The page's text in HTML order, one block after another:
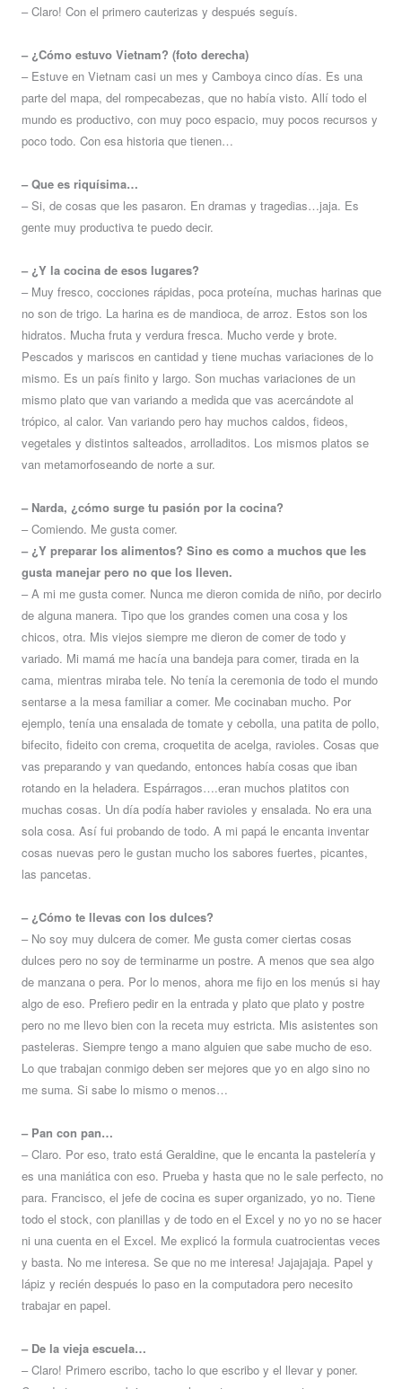
– Claro! Con el primero cauterizas y después seguís.
– ¿Cómo estuvo Vietnam? (foto derecha)
– Estuve en Vietnam casi un mes y Camboya cinco días. Es una
parte del mapa, del rompecabezas, que no había visto. Allí todo el
mundo es productivo, con muy poco espacio, muy pocos recursos y
poco todo. Con esa historia que tienen…
– Que es riquísima…
– Si, de cosas que les pasaron. En dramas y tragedias…jaja. Es
gente muy productiva te puedo decir.
– ¿Y la cocina de esos lugares?
– Muy fresco, cocciones rápidas, poca proteína, muchas harinas que
no son de trigo. La harina es de mandioca, de arroz. Estos son los
hidratos. Mucha fruta y verdura fresca. Mucho verde y brote.
Pescados y mariscos en cantidad y tiene muchas variaciones de lo
mismo. Es un país finito y largo. Son muchas variaciones de un
mismo plato que van variando a medida que vas acercándote al
trópico, al calor. Van variando pero hay muchos caldos, fideos,
vegetales y distintos salteados, arrolladitos. Los mismos platos se
van metamorfoseando de norte a sur.
– Narda, ¿cómo surge tu pasión por la cocina?
– Comiendo. Me gusta comer.
– ¿Y preparar los alimentos? Sino es como a muchos que les
gusta manejar pero no que los lleven.
– A mi me gusta comer. Nunca me dieron comida de niño, por decirlo
de alguna manera. Tipo que los grandes comen una cosa y los
chicos, otra. Mis viejos siempre me dieron de comer de todo y
variado. Mi mamá me hacía una bandeja para comer, tirada en la
cama, mientras miraba tele. No tenía la ceremonia de todo el mundo
sentarse a la mesa familiar a comer. Me cocinaban mucho. Por
ejemplo, tenía una ensalada de tomate y cebolla, una patita de pollo,
bifecito, fideito con crema, croquetita de acelga, ravioles. Cosas que
vas preparando y van quedando, entonces había cosas que iban
rotando en la heladera. Espárragos….eran muchos platitos con
muchas cosas. Un día podía haber ravioles y ensalada. No era una
sola cosa. Así fui probando de todo. A mi papá le encanta inventar
cosas nuevas pero le gustan mucho los sabores fuertes, picantes,
las pancetas.
– ¿Cómo te llevas con los dulces?
– No soy muy dulcera de comer. Me gusta comer ciertas cosas
dulces pero no soy de terminarme un postre. A menos que sea algo
de manzana o pera. Por lo menos, ahora me fijo en los menús si hay
algo de eso. Prefiero pedir en la entrada y plato que plato y postre
pero no me llevo bien con la receta muy estricta. Mis asistentes son
pasteleras. Siempre tengo a mano alguien que sabe mucho de eso.
Lo que trabajan conmigo deben ser mejores que yo en algo sino no
me suma. Si sabe lo mismo o menos…
– Pan con pan…
– Claro. Por eso, trato está Geraldine, que le encanta la pastelería y
es una maniática con eso. Prueba y hasta que no le sale perfecto, no
para. Francisco, el jefe de cocina es super organizado, yo no. Tiene
todo el stock, con planillas y de todo en el Excel y no yo no se hacer
ni una cuenta en el Excel. Me explicó la formula cuatrocientas veces
y basta. No me interesa. Se que no me interesa! Jajajajaja. Papel y
lápiz y recién después lo paso en la computadora pero necesito
trabajar en papel.
– De la vieja escuela…
– Claro! Primero escribo, tacho lo que escribo y el llevar y poner.